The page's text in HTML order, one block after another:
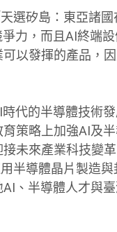
選矽島：東亞諸
力，而且AI終端
以發揮的產品，
代的半導體技術
策略上加強AI及
未來產業科技變
半導體晶片製造
、半導體人才與